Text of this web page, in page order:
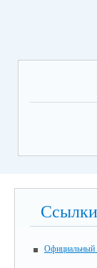
Ссылки
Официальный